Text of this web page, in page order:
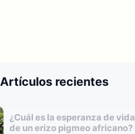
Artículos recientes
¿Cuál es la esperanza de vida
de un erizo pigmeo africano?